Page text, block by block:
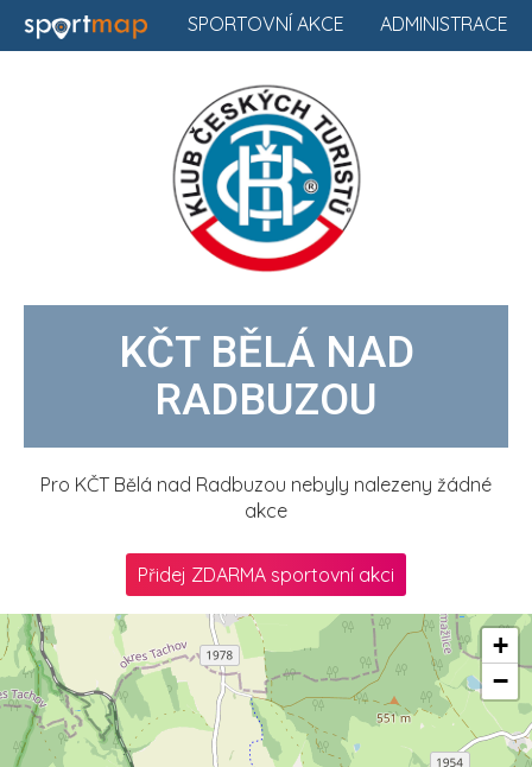
ADMINISTRACE
SPORTOVNÍ AKCE
KČT BĚLÁ NAD
RADBUZOU
Pro KČT Bělá nad Radbuzou nebyly nalezeny žádné
akce
Přidej ZDARMA sportovní akci
+
−